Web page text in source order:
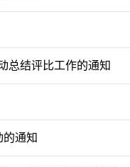
总结评比工作的通知
的通知